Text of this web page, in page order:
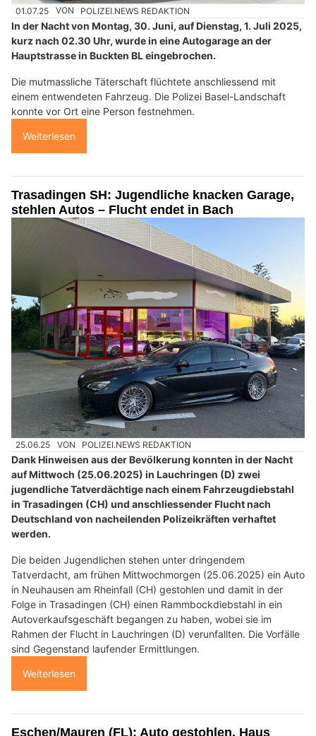
01.07.25 VON POLIZEI.NEWS REDAKTION
In der Nacht von Montag, 30. Juni, auf Dienstag, 1. Juli 2025,
kurz nach 02.30 Uhr, wurde in eine Autogarage an der
Hauptstrasse in Buckten BL eingebrochen.
Die mutmassliche Täterschaft flüchtete anschliessend mit
einem entwendeten Fahrzeug. Die Polizei Basel-Landschaft
konnte vor Ort eine Person festnehmen.
Weiterlesen
Trasadingen SH: Jugendliche knacken Garage,
stehlen Autos – Flucht endet in Bach
25.06.25 VON POLIZEI.NEWS REDAKTION
Dank Hinweisen aus der Bevölkerung konnten in der Nacht
auf Mittwoch (25.06.2025) in Lauchringen (D) zwei
jugendliche Tatverdächtige nach einem Fahrzeugdiebstahl
in Trasadingen (CH) und anschliessender Flucht nach
Deutschland von nacheilenden Polizeikräften verhaftet
werden.
Die beiden Jugendlichen stehen unter dringendem
Tatverdacht, am frühen Mittwochmorgen (25.06.2025) ein Auto
in Neuhausen am Rheinfall (CH) gestohlen und damit in der
Folge in Trasadingen (CH) einen Rammbockdiebstahl in ein
Autoverkaufsgeschäft begangen zu haben, wobei sie im
Rahmen der Flucht in Lauchringen (D) verunfallten. Die Vorfälle
sind Gegenstand laufender Ermittlungen.
Weiterlesen
Eschen/Mauren (FL): Auto gestohlen, Haus